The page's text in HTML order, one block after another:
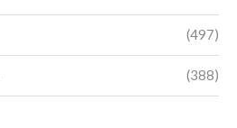
(497)
(388)